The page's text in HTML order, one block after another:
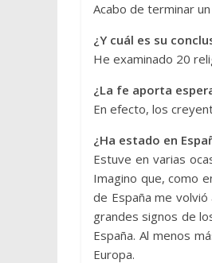
Acabo de terminar
¿Y cuál es su
He examinado 20
¿La fe aporta
En efecto, los
¿Ha estado en
Estuve en varias
Imagino que, como
de España me volvió
grandes signos de
España. Al menos
Europa.